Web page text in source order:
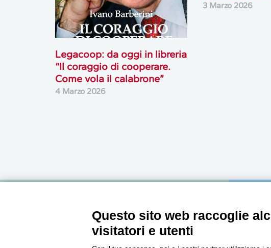
Legacoop: da oggi in libreria
“Il coraggio di cooperare.
Come vola il calabrone”
4 Marzo 2026
3 Marzo 2026
Newsletter
Questo sito web raccoglie
visitatori e utenti